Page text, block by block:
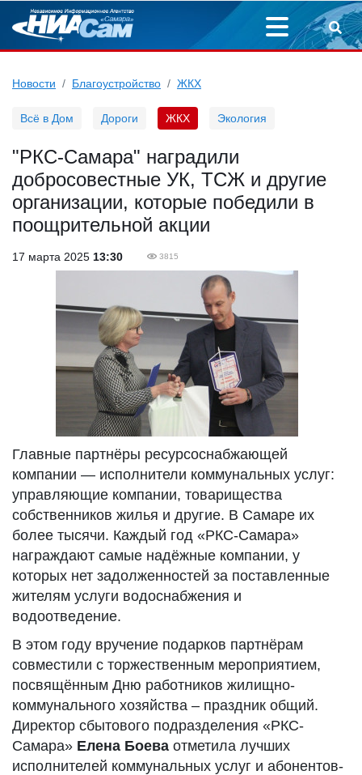
Новости Благоустройство ЖКХ
Всё в Дом Дороги ЖКХ Экология
"РКС-Самара" наградили
добросовестные УК, ТСЖ и другие
организации, которые победили в
поощрительной акции
17 марта 2025 13:30 3815
Главные партнёры ресурсоснабжающей
компании — исполнители коммунальных услуг:
управляющие компании, товарищества
собственников жилья и другие. В Самаре их
более тысячи. Каждый год «РКС-Самара»
награждают самые надёжные компании, у
которых нет задолженностей за поставленные
жителям услуги водоснабжения и
водоотведение.
В этом году вручение подарков партнёрам
совместили с торжественным мероприятием,
посвящённым Дню работников жилищно-
коммунального хозяйства – праздник общий.
Директор сбытового подразделения «РКС-
Самара» Елена Боева отметила лучших
исполнителей коммунальных услуг и абонентов-